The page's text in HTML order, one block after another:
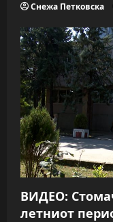
Снежа Петковска
ВИДЕО:
летниот